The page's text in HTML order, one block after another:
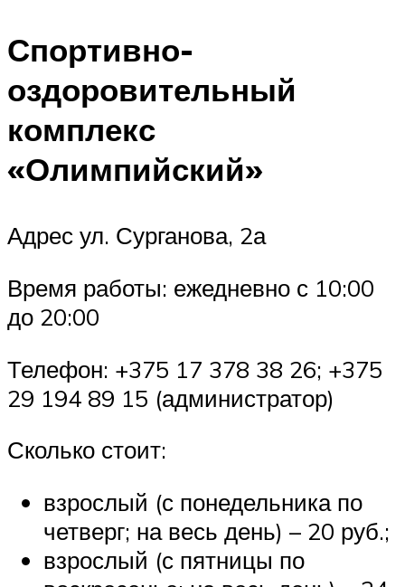
Спортивно-
оздоровительный
комплекс
«Олимпийский»
Адрес ул. Сурганова, 2а
Время работы: ежедневно с 10:00
до 20:00
Телефон: +375 17 378 38 26; +375
29 194 89 15 (администратор)
Сколько стоит:
взрослый (с понедельника по
четверг; на весь день) – 20 руб.;
взрослый (с пятницы по